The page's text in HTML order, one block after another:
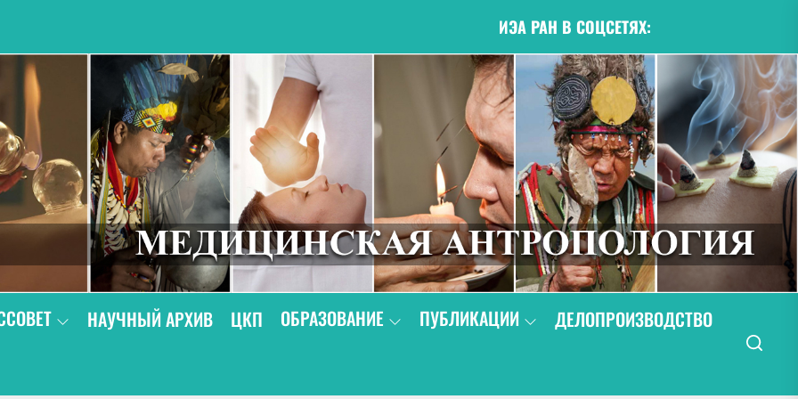
ИЭА РАН В СОЦСЕТЯХ:
НАУЧНЫЙ АРХИВ ЦКП ОБРАЗОВАНИЕ ПУБЛИКАЦИИ
ДЕЛОПРОИЗВОДСТВО